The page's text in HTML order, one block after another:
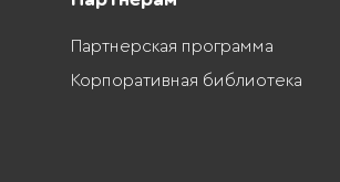
Партнерская программа
Корпоративная библиотека